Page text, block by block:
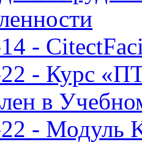
-
- Курс
в
- Модуль